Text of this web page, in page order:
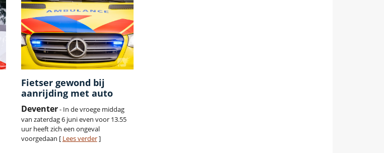
Fietser gewond bij
aanrijding met auto
Deventer- In de vroege middag
van zaterdag 6 juni even voor 13.55
uur heeft zich een ongeval
voorgedaan [ Lees verder]